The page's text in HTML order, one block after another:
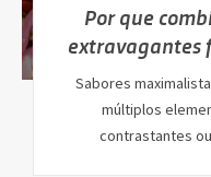
Por que
extravagantes
Sabores
múltiplos
contrastantes